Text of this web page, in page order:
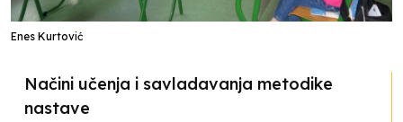
Enes Kurtović
Načini učenja i savladavanja metodike
nastave